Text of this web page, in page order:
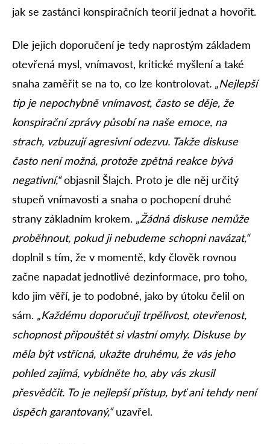
jak se zastánci konspiračních teorií jednat a hovořit.
Dle jejich doporučení je tedy naprostým základem
otevřená mysl, vnímavost, kritické myšlení a také
snaha zaměřit se na to, co lze kontrolovat. „Nejlepší
tip je nepochybně vnímavost, často se děje, že
konspirační zprávy působí na naše emoce, na
strach, vzbuzují agresivní odezvu. Takže diskuse
často není možná, protože zpětná reakce bývá
negativní,“objasnil Šlajch. Proto je dle něj určitý
stupeň vnímavosti a snaha o pochopení druhé
strany základním krokem. „Žádná diskuse nemůže
proběhnout, pokud ji nebudeme schopni navázat,“
doplnil s tím, že v momentě, kdy člověk rovnou
začne napadat jednotlivé dezinformace, pro toho,
kdo jim věří, je to podobné, jako by útoku čelil on
sám. „Každému doporučuji trpělivost, otevřenost,
schopnost připouštět si vlastní omyly. Diskuse by
měla být vstřícná, ukažte druhému, že vás jeho
pohled zajímá, vybídněte ho, aby vás zkusil
přesvědčit. To je nejlepší přístup, byť ani tehdy není
úspěch garantovaný,“uzavřel.